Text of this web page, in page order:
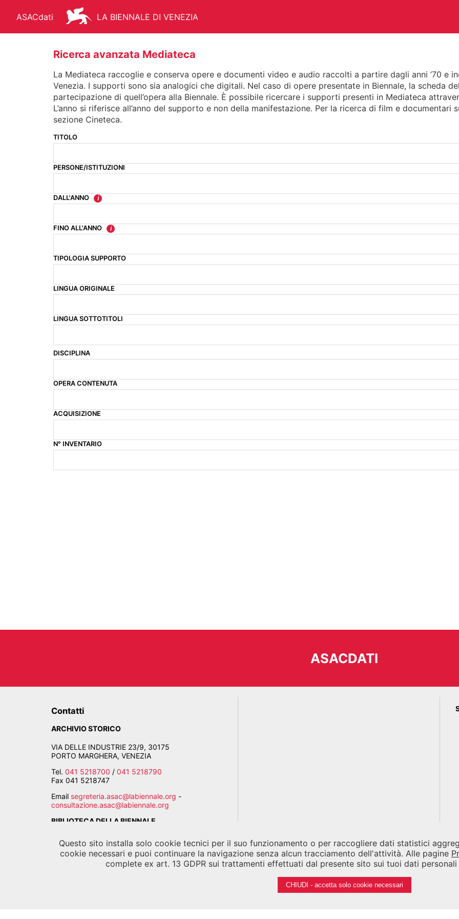
ASACdati LA BIENNALE DI VENEZIA
ARCHIVIO STORICO - ASAC ARCHITETTURA ARTI VISIVE
TEATRO
ALTRE ATTIVITÀ
FONDO STORICO BIBLIOTECA E PERIODICI CINETECA
Ricerca avanzata Mediateca
La Mediateca raccoglie e conserva opere e documenti video e audio raccolti a partire dagli anni ’70 e
Venezia. I supporti sono sia analogici che digitali. Nel caso di opere presentate in Biennale, la scheda
partecipazione di quell’opera alla Biennale. È possibile ricercare i supporti presenti in Mediateca
L’anno si riferisce all’anno del supporto e non della manifestazione. Per la ricerca di film e
sezione Cineteca.
TITOLO
PERSONE/ISTITUZIONI
DALL'ANNO
FINO ALL'ANNO
TIPOLOGIA SUPPORTO
LINGUA ORIGINALE
LINGUA SOTTOTITOLI
DISCIPLINA
OPERA CONTENUTA
ACQUISIZIONE
N° INVENTARIO
ASACDATI
Contatti
ARCHIVIO STORICO
VIA DELLE INDUSTRIE 23/9, 30175
PORTO MARGHERA, VENEZIA
Tel. 041 5218700 / 041 5218790
Fax 041 5218747
Email segreteria.asac@labiennale.org -
consultazione.asac@labiennale.org
BIBLIOTECA DELLA BIENNALE
CALLE PALUDO SANT'ANTONIO, 30122 VENEZIA
Tel. 041 5218939
biblioteca.asac@labiennale.org
Questo sito installa solo cookie tecnici per il suo funzionamento o per raccogliere dati statistici
cookie necessari e puoi continuare la navigazione senza alcun tracciamento dell'attività. Alle pagine
complete ex art. 13 GDPR sui trattamenti effettuati dal presente sito sui tuoi dati
CHIUDI - accetta solo cookie necessari